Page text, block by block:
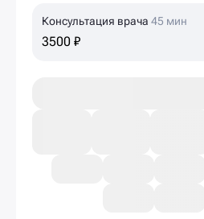
Консультация врача 45 мин
3500 ₽